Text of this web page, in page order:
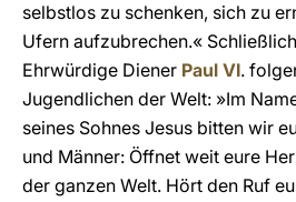
selbstlos zu schenken, sich zu
Ufern aufzubrechen.«
Ehrwürdige Diener Paul VI.
Jugendlichen der Welt: »Im
seines Sohnes Jesus bitten wir
und Männer: Öffnet weit eure
der ganzen Welt. Hört den Ruf